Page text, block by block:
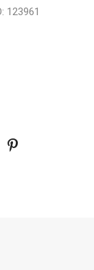
123961